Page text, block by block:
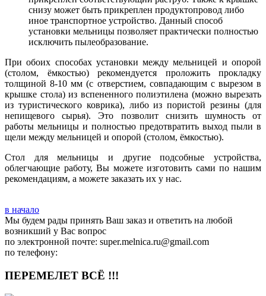
снизу может быть прикреплен продуктопровод либо
иное транспортное устройство. Данный способ
установки мельницы позволяет практически полностью
исключить пылеобразование.
При обоих способах установки между мельницей и опорой
(столом, ёмкостью) рекомендуется проложить прокладку
толщиной 8-10 мм (с отверстием, совпадающим с вырезом в
крышке стола) из вспененного полиэтилена (можно вырезать
из туристического коврика), либо из пористой резины (для
непищевого сырья). Это позволит снизить шумность от
работы мельницы и полностью предотвратить выход пыли в
щели между мельницей и опорой (столом, ёмкостью).
Стол для мельницы и другие подсобные устройства,
облегчающие работу, Вы можете изготовить сами по нашим
рекомендациям, а можете заказать их у нас.
в начало
Мы будем рады принять Ваш заказ и ответить на любой
возникший у Вас вопрос
по электронной почте: super.melnica.ru@gmail.com
по телефону:
ПЕРЕМЕЛЕТ ВСЁ !!!